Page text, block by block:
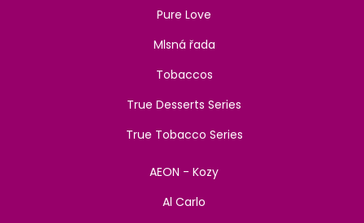
Pure Love
Mlsná řada
Tobaccos
True Desserts Series
True Tobacco Series
AEON - Kozy
Al Carlo